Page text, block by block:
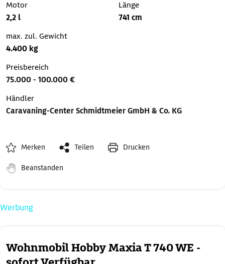
Wohnmobil Hobby Maxia T 740 WE -
Motor
2,2 l
Länge
741 cm
max. zul. Gewicht
4.400 kg
Preisbereich
75.000 - 100.000 €
Händler
Caravaning-Center Schmidtmeier GmbH & Co. KG
Merken Teilen Drucken
Beanstanden
Werbung